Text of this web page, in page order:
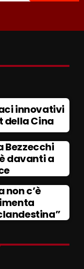
innovativi
della Cina
Bezzecchi
davanti a
non c’è